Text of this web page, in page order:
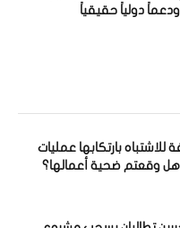
دولياً حقيقياً
بارتكابها عمليات
هل وقعتم ضحية أعمالها؟